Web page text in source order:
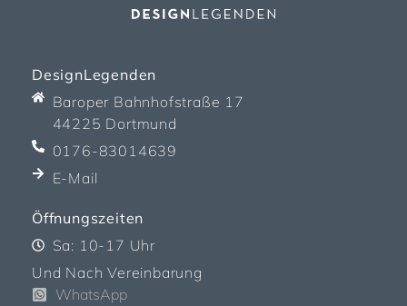
DesignLegenden
Baroper Bahnhofstraße 17
44225 Dortmund
0176-83014639
E-Mail
Öffnungszeiten
Sa: 10-17 Uhr
Und Nach Vereinbarung
WhatsApp